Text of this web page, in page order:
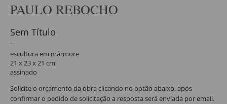
PAULO REBOCHO
Sem Título
escultura em mármore
21 x 23 x 21 cm
assinado
Solicite o orçamento da obra clicando no botão abaixo, após
confirmar o pedido de solicitação a resposta será enviada por email.